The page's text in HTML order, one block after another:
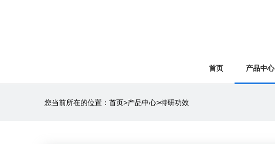
首页 产品中心
您当前所在的位置： 首页>产品中心>特研功效